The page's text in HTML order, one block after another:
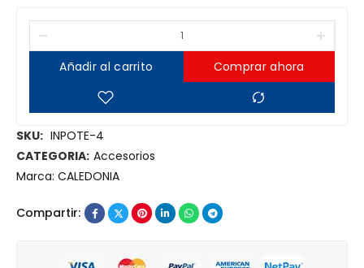
Añadir al carrito Comprar ahora
SKU: INPOTE-4
CATEGORIA: Accesorios
Marca: CALEDONIA
Compartir: